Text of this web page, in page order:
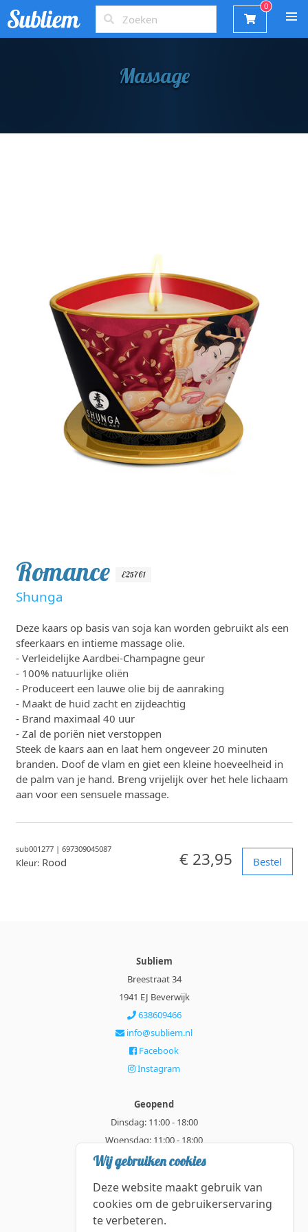
Massage
Romance E25761
Shunga
Deze kaars op basis van soja kan worden gebruikt als een
sfeerkaars en intieme massage olie.
- Verleidelijke Aardbei-Champagne geur
- 100% natuurlijke oliën
- Produceert een lauwe olie bij de aanraking
- Maakt de huid zacht en zijdeachtig
- Brand maximaal 40 uur
- Zal de poriën niet verstoppen
Steek de kaars aan en laat hem ongeveer 20 minuten
branden. Doof de vlam en giet een kleine hoeveelheid in
de palm van je hand. Breng vrijelijk over het hele lichaam
aan voor een sensuele massage.
sub001277| 697309045087
Kleur: Rood € 23,95 Bestel
Subliem
Breestraat 34
1941 EJ Beverwijk
638609466
info@subliem.nl
Facebook
Instagram
Geopend
Dinsdag: 11:00 - 18:00
Woensdag: 11:00 - 18:00
Donderdag: 11:00 - 21:00
Zaterdag: 11:00 - 18:00
Alle getoonde prijzen zijn incl. BTW.
Wij gebruiken cookies
Deze website maakt gebruik van
cookies om de gebruikerservaring
te verbeteren.